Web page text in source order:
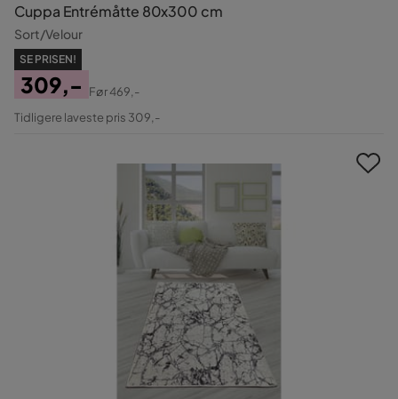
Cuppa Entrémåtte 80x300 cm
Sort/Velour
SE PRISEN!
Pris
309,-
Original
Før469,-
Tidligere laveste pris 309,-